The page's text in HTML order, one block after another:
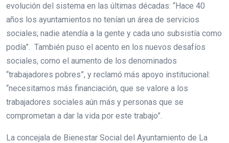
evolución del sistema en las últimas décadas: “Hace 40
años los ayuntamientos no tenían un área de servicios
sociales; nadie atendía a la gente y cada uno subsistía como
podía”. También puso el acento en los nuevos desafíos
sociales, como el aumento de los denominados
“trabajadores pobres”, y reclamó más apoyo institucional:
“necesitamos más financiación, que se valore a los
trabajadores sociales aún más y personas que se
comprometan a dar la vida por este trabajo”.
La concejala de Bienestar Social del Ayuntamiento de La